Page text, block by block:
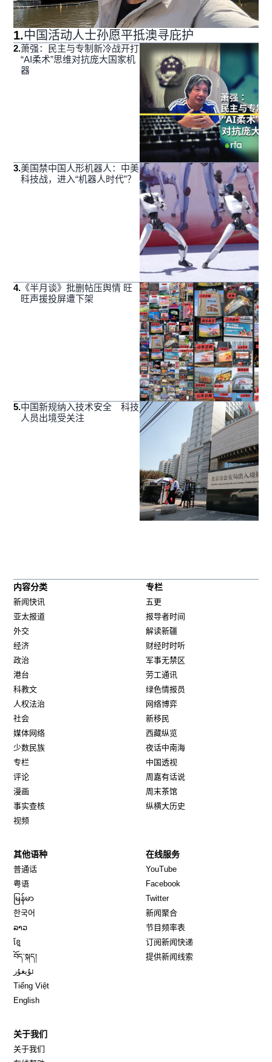
1.中国活动人士孙愿平抵澳寻庇护
2.萧强：民主与专制新冷战开打
“AI柔术”思维对抗庞大国家机
器
3.美国禁中国人形机器人：中美
科技战，进入“机器人时代”？
4. 《半月谈》批删帖压舆情 旺
旺声援投屏遭下架
5.中国新规纳入技术安全 科技
人员出境受关注
内容分类
新闻快讯
亚太报道
外交
经济
政治
港台
科教文
人权法治
社会
媒体网络
少数民族
专栏
评论
漫画
事实查核
视频
专栏
五更
报导者时间
解读新疆
财经时时听
军事无禁区
劳工通讯
绿色情报员
网络博弈
新移民
西藏纵览
夜话中南海
中国透视
周嘉有话说
周末茶馆
纵横大历史
其他语种
普通话
粤语
မြန်မာ
한국어
ລາວ
ខ្មែ
བོད་སྐད།
ئۇيغۇر
Tiếng Việt
English
在线服务
YouTube
Facebook
TwitterOpens in new window
新闻聚合
节目频率表
订阅新闻快递
提供新闻线索
关于我们
关于我们